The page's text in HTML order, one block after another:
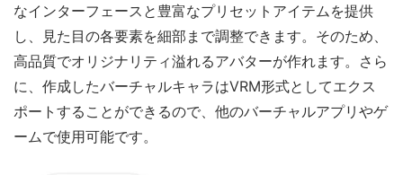
なインターフェースと豊富なプリセットアイテムを提供
し、見た目の各要素を細部まで調整できます。そのため、
高品質でオリジナリティ溢れるアバターが作れます。さら
に、作成したバーチャルキャラはVRM形式としてエクス
ポートすることができるので、他のバーチャルアプリやゲ
ームで使用可能です。